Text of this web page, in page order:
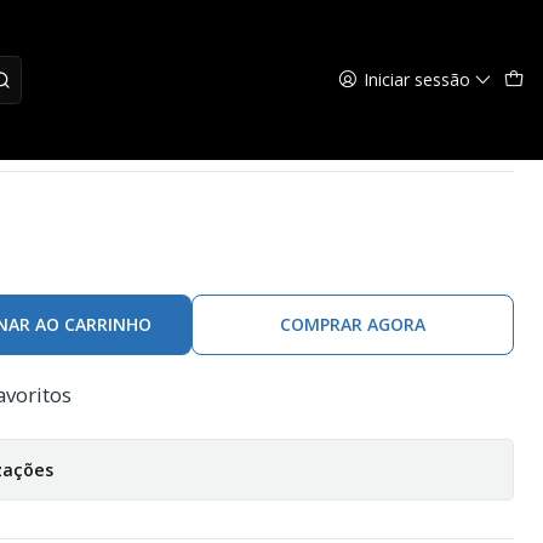
Iniciar sessão
AO CARRINHO COMPRAR AGORA